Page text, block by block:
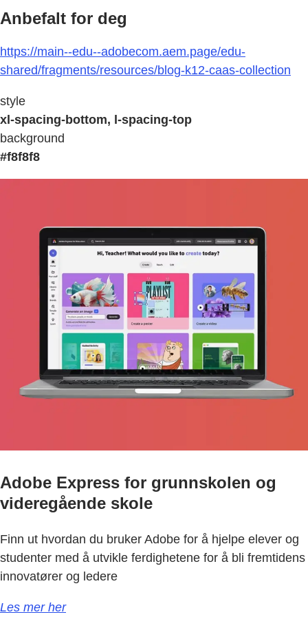
Anbefalt for deg
https://main--edu--adobecom.aem.page/edu-
shared/fragments/resources/blog-k12-caas-collection
style
xl-spacing-bottom, l-spacing-top
background
#f8f8f8
Adobe Express for grunnskolen og
videregående skole
Finn ut hvordan du bruker Adobe for å hjelpe elever og
studenter med å utvikle ferdighetene for å bli fremtidens
innovatører og ledere
Les mer her